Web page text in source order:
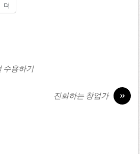
더
수용하기
»
진화하는 창업가